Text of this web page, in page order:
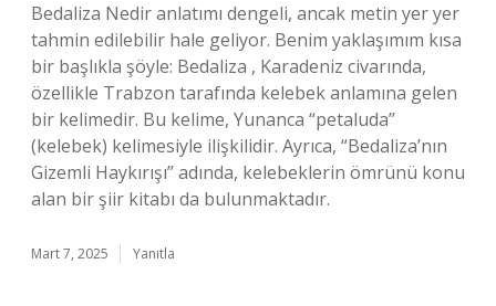
Bedaliza Nedir anlatımı dengeli, ancak metin yer yer
tahmin edilebilir hale geliyor. Benim yaklaşımım kısa
bir başlıkla şöyle: Bedaliza , Karadeniz civarında,
özellikle Trabzon tarafında kelebek anlamına gelen
bir kelimedir. Bu kelime, Yunanca “petaluda”
(kelebek) kelimesiyle ilişkilidir. Ayrıca, “Bedaliza’nın
Gizemli Haykırışı” adında, kelebeklerin ömrünü konu
alan bir şiir kitabı da bulunmaktadır.
Mart 7, 2025 Yanıtla